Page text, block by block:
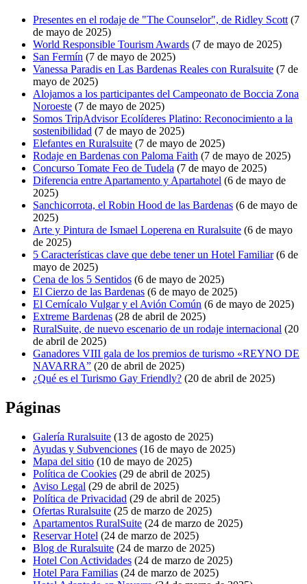
Presentes en el rodaje de "The Counselor", de Ridley Scott (7
de mayo de 2025)
World Responsible Tourism Awards (7 de mayo de 2025)
San Fermín (7 de mayo de 2025)
Vanessa Paradis en Las Bardenas Reales con Ruralsuite (7 de
mayo de 2025)
Alojamos a los participantes del Campeonato de Boccia Zona
Noroeste (7 de mayo de 2025)
Somos TripAdvisor Ecolíderes Platino: Reconocimiento a la
sostenibilidad (7 de mayo de 2025)
Elefantes en Ruralsuite (7 de mayo de 2025)
Rodaje en Bardenas con Paloma Faith (7 de mayo de 2025)
Concurso Tomate Feo de Tudela (7 de mayo de 2025)
Diferencia entre Apartamento y Apartahotel (6 de mayo de
2025)
Sanchicorrota, el Robin Hood de las Bardenas (6 de mayo de
2025)
Arte y Pintura de Ismael Loperena en Ruralsuite (6 de mayo
de 2025)
5 Características clave que debe tener un Hotel Familiar (6 de
mayo de 2025)
Cena de los 5 Sentidos (6 de mayo de 2025)
El Cierzo de las Bardenas (6 de mayo de 2025)
El Cernícalo Vulgar y el Avión Común (6 de mayo de 2025)
Extreme Bardenas (28 de abril de 2025)
RuralSuite, de nuevo escenario de un rodaje internacional (20
de abril de 2025)
Ganadores VIII gala de los premios de turismo «REYNO DE
NAVARRA” (20 de abril de 2025)
¿Qué es el Turismo Gay Friendly? (20 de abril de 2025)
Páginas
Galería Ruralsuite (13 de agosto de 2025)
Ayudas y Subvenciones (16 de mayo de 2025)
Mapa del sitio (10 de mayo de 2025)
Política de Cookies (29 de abril de 2025)
Aviso Legal (29 de abril de 2025)
Política de Privacidad (29 de abril de 2025)
Ofertas Ruralsuite (25 de marzo de 2025)
Apartamentos RuralSuite (24 de marzo de 2025)
Reservar Hotel (24 de marzo de 2025)
Blog de Ruralsuite (24 de marzo de 2025)
Hotel Con Actividades (24 de marzo de 2025)
Hotel Para Familias (24 de marzo de 2025)